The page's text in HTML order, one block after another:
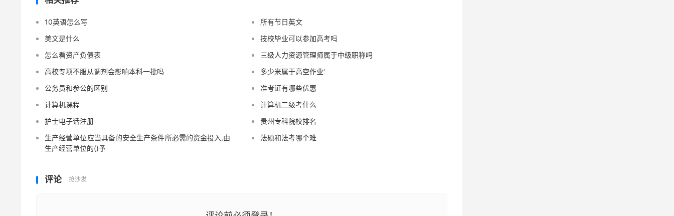
10英语怎么写
所有节日英文
美文是什么
技校毕业可以参加高考吗
怎么看资产负债表
三级人力资源管理师属于中级职称吗
高校专项不服从调剂会影响本科一批吗
多少米属于高空作业‘
公务员和参公的区别
准考证有哪些优惠
计算机课程
计算机二级考什么
护士电子话注册
贵州专科院校排名
生产经营单位应当具备的安全生产条件所必需的资金投入,由
生产经营单位的()予
法硕和法考哪个难
评论 抢沙发